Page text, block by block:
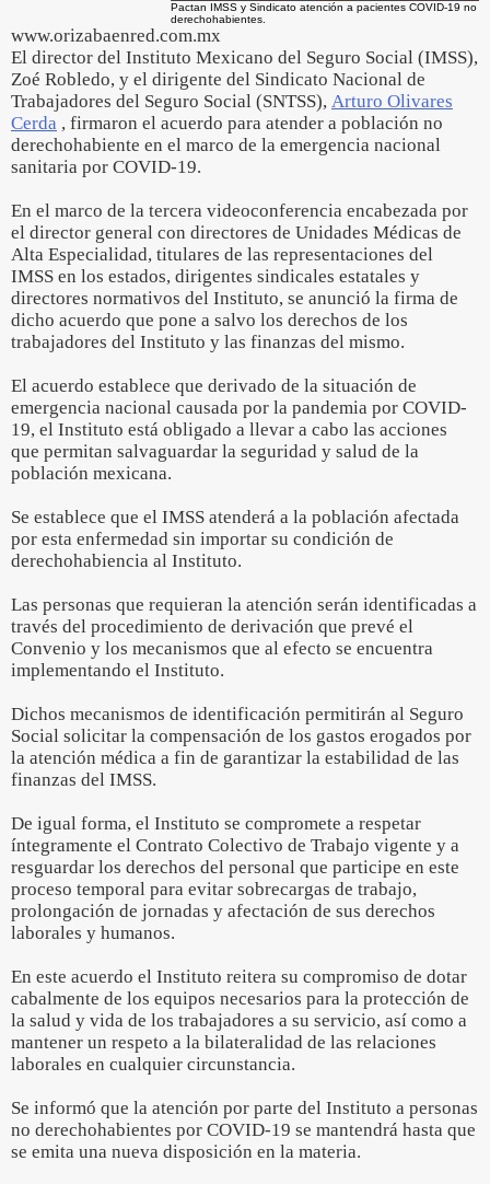
Pactan IMSS y Sindicato atención a pacientes COVID-19 no
derechohabientes.
www.orizabaenred.com.mx
El director del Instituto Mexicano del Seguro Social (IMSS),
Zoé Robledo, y el dirigente del Sindicato Nacional de
Trabajadores del Seguro Social (SNTSS), Arturo Olivares
Cerda , firmaron el acuerdo para atender a población no
derechohabiente en el marco de la emergencia nacional
sanitaria por COVID-19.
En el marco de la tercera videoconferencia encabezada por
el director general con directores de Unidades Médicas de
Alta Especialidad, titulares de las representaciones del
IMSS en los estados, dirigentes sindicales estatales y
directores normativos del Instituto, se anunció la firma de
dicho acuerdo que pone a salvo los derechos de los
trabajadores del Instituto y las finanzas del mismo.
El acuerdo establece que derivado de la situación de
emergencia nacional causada por la pandemia por COVID-
19, el Instituto está obligado a llevar a cabo las acciones
que permitan salvaguardar la seguridad y salud de la
población mexicana.
Se establece que el IMSS atenderá a la población afectada
por esta enfermedad sin importar su condición de
derechohabiencia al Instituto.
Las personas que requieran la atención serán identificadas a
través del procedimiento de derivación que prevé el
Convenio y los mecanismos que al efecto se encuentra
implementando el Instituto.
Dichos mecanismos de identificación permitirán al Seguro
Social solicitar la compensación de los gastos erogados por
la atención médica a fin de garantizar la estabilidad de las
finanzas del IMSS.
De igual forma, el Instituto se compromete a respetar
íntegramente el Contrato Colectivo de Trabajo vigente y a
resguardar los derechos del personal que participe en este
proceso temporal para evitar sobrecargas de trabajo,
prolongación de jornadas y afectación de sus derechos
laborales y humanos.
En este acuerdo el Instituto reitera su compromiso de dotar
cabalmente de los equipos necesarios para la protección de
la salud y vida de los trabajadores a su servicio, así como a
mantener un respeto a la bilateralidad de las relaciones
laborales en cualquier circunstancia.
Se informó que la atención por parte del Instituto a personas
no derechohabientes por COVID-19 se mantendrá hasta que
se emita una nueva disposición en la materia.